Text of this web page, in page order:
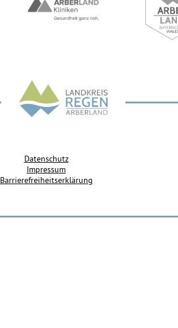
Datenschutz
Impressum
Barrierefreiheitserklärung